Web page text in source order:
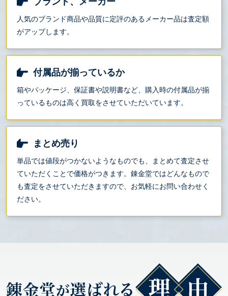
人気のブランド商品や品質に定評のあるメーカー品は査定額
がアップします。
付属品が揃っているか
箱やパッケージ、保証書や説明書など、購入時の付属品が揃
っているものは高く買取をさせていただいています。
まとめ売り
単品では値段がつかないようなものでも、まとめて査定させ
ていただくことで価格がつきます。錬金堂ではどんなもので
も査定をさせていただきますので、お気軽にお問い合わせく
ださい。